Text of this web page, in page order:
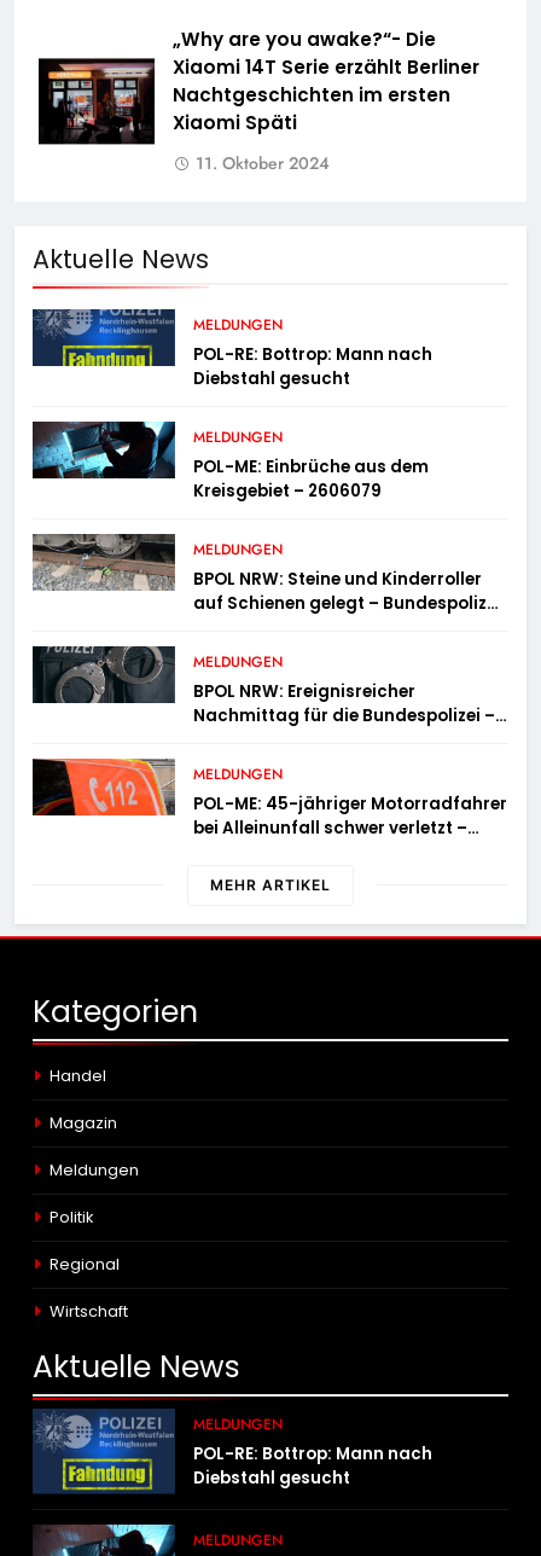
„Why are you awake?“- Die
Xiaomi 14T Serie erzählt Berliner
Nachtgeschichten im ersten
Xiaomi Späti
11. Oktober 2024
Aktuelle News
MELDUNGEN
POL-RE: Bottrop: Mann nach
Diebstahl gesucht
MELDUNGEN
POL-ME: Einbrüche aus dem
Kreisgebiet – 2606079
MELDUNGEN
BPOL NRW: Steine und Kinderroller
auf Schienen gelegt – Bundespolizei
MELDUNGEN
BPOL NRW: Ereignisreicher
Nachmittag für die Bundespolizei –
zwei Haftbefehle vollstreckt
MELDUNGEN
POL-ME: 45-jähriger Motorradfahrer
bei Alleinunfall schwer verletzt –
MEHR ARTIKEL
Kategorien
Handel
Magazin
Meldungen
Politik
Regional
Wirtschaft
Aktuelle News
MELDUNGEN
POL-RE: Bottrop: Mann nach
Diebstahl gesucht
MELDUNGEN